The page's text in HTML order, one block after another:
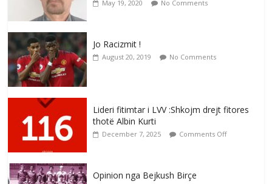
May 19, 2020 No Comments
Jo Racizmit !
August 20, 2019 No Comments
Lideri fitimtar i LVV :Shkojm drejt fitores
thotë Albin Kurti
December 7, 2025 Comments Off
Opinion nga Bejkush Birçe